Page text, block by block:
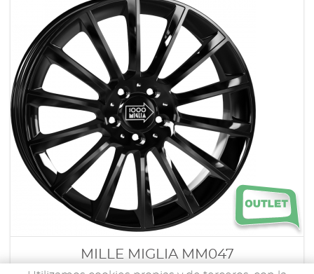
MILLE MIGLIA MM047
GLOSS BLACK